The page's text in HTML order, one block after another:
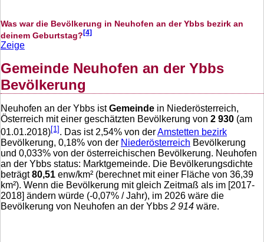
Was war die Bevölkerung in Neuhofen an der Ybbs bezirk an
deinem Geburtstag?[4]
Zeige
Gemeinde Neuhofen an der Ybbs
Bevölkerung
Neuhofen an der Ybbs istGemeinde in Niederösterreich,
Österreich mit einer geschätzten Bevölkerung von 2 930 (am
01.01.2018)[1] . Das ist 2,54% von derAmstetten bezirk
Bevölkerung, 0,18% von der Niederösterreich Bevölkerung
und 0,033% von der österreichischen Bevölkerung. Neuhofen
an der Ybbs status: Marktgemeinde. Die Bevölkerungsdichte
beträgt80,51 enw/km² (berechnet mit einer Fläche von 36,39
km²). Wenn die Bevölkerung mit gleich Zeitmaß als im [2017-
2018] ändern würde (-0,07% / Jahr), im 2026 wäre die
Bevölkerung von Neuhofen an der Ybbs 2 914 wäre.